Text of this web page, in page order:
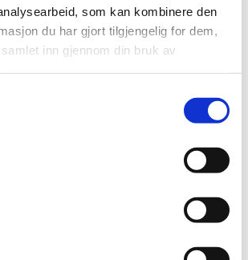
som kan kombinere den
du har gjort tilgjengelig for dem,
inn gjennom din bruk av